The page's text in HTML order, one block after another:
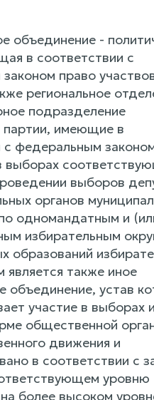
объединение -
в соответствии с
право
региональное
подразделение
партии, имеющие в
с федеральным
выборах
выборов
органов
одномандатным и
избирательным
образований
является также иное
объединение, устав
участие в выборах
общественной
движения и
в соответствии с
уровню
более высоком